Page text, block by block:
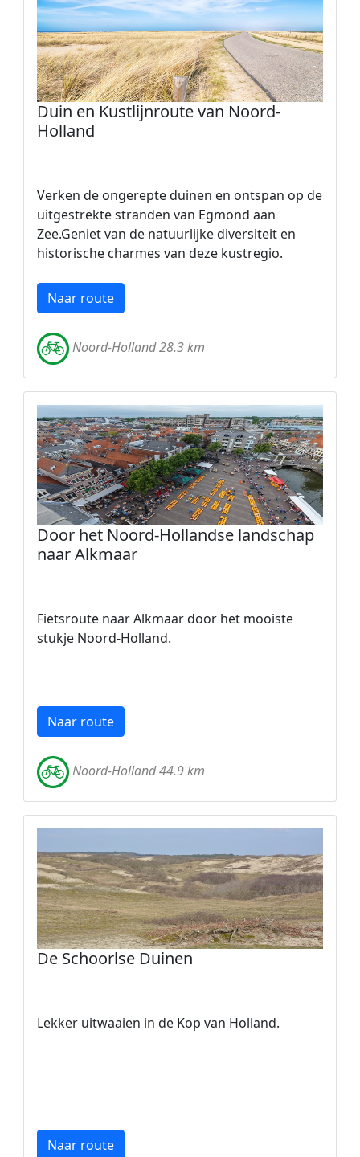
Duin en Kustlijnroute van Noord-
Holland
Verken de ongerepte duinen en ontspan op de
uitgestrekte stranden van Egmond aan
Zee.Geniet van de natuurlijke diversiteit en
historische charmes van deze kustregio.
Naar route
Noord-Holland 28.3 km
Door het Noord-Hollandse landschap
naar Alkmaar
Fietsroute naar Alkmaar door het mooiste
stukje Noord-Holland.
Naar route
Noord-Holland 44.9 km
De Schoorlse Duinen
Lekker uitwaaien in de Kop van Holland.
Naar route